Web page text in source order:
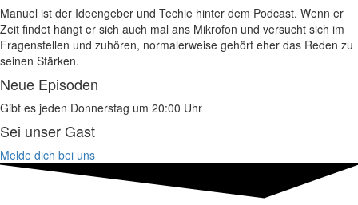
Manuel ist der Ideengeber und Techie hinter dem Podcast. Wenn er
Zeit findet hängt er sich auch mal ans Mikrofon und versucht sich im
Fragenstellen und zuhören, normalerweise gehört eher das Reden zu
seinen Stärken.
Neue Episoden
Gibt es jeden Donnerstag um 20:00 Uhr
Sei unser Gast
Melde dich bei uns